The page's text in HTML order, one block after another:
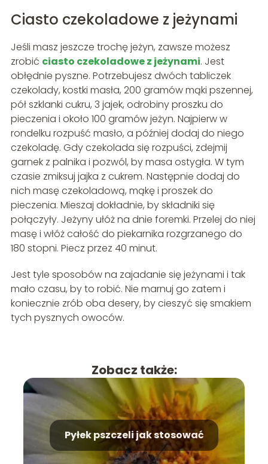
Ciasto czekoladowe z jeżynami
Jeśli masz jeszcze trochę jeżyn, zawsze możesz
zrobić ciasto czekoladowe z jeżynami. Jest
obłędnie pyszne. Potrzebujesz dwóch tabliczek
czekolady, kostki masła, 200 gramów mąki pszennej,
pół szklanki cukru, 3 jajek, odrobiny proszku do
pieczenia i około 100 gramów jeżyn. Najpierw w
rondelku rozpuść masło, a później dodaj do niego
czekoladę. Gdy czekolada się rozpuści, zdejmij
garnek z palnika i pozwól, by masa ostygła. W tym
czasie zmiksuj jajka z cukrem. Następnie dodaj do
nich masę czekoladową, mąkę i proszek do
pieczenia. Mieszaj dokładnie, by składniki się
połączyły. Jeżyny ułóż na dnie foremki. Przelej do niej
masę i włóż całość do piekarnika rozgrzanego do
180 stopni. Piecz przez 40 minut.
Jest tyle sposobów na zajadanie się jeżynami i tak
mało czasu, by to robić. Nie marnuj go zatem i
koniecznie zrób oba desery, by cieszyć się smakiem
tych pysznych owoców.
Zobacz także:
Pyłek pszczeli jak stosować